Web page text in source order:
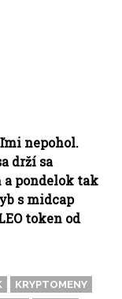
nepohol.
drží sa
pondelok tak
s midcap
token od
KRYPTOMENY